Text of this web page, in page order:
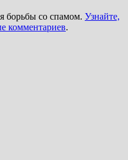
борьбы со спамом. Узнайте,
комментариев.